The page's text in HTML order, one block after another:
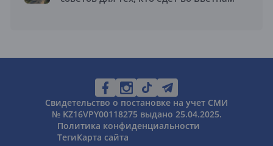
Свидетельство о постановке на учет СМИ
№ KZ16VPY00118275 выдано 25.04.2025.
Политика конфиденциальности
ТегиКарта сайта